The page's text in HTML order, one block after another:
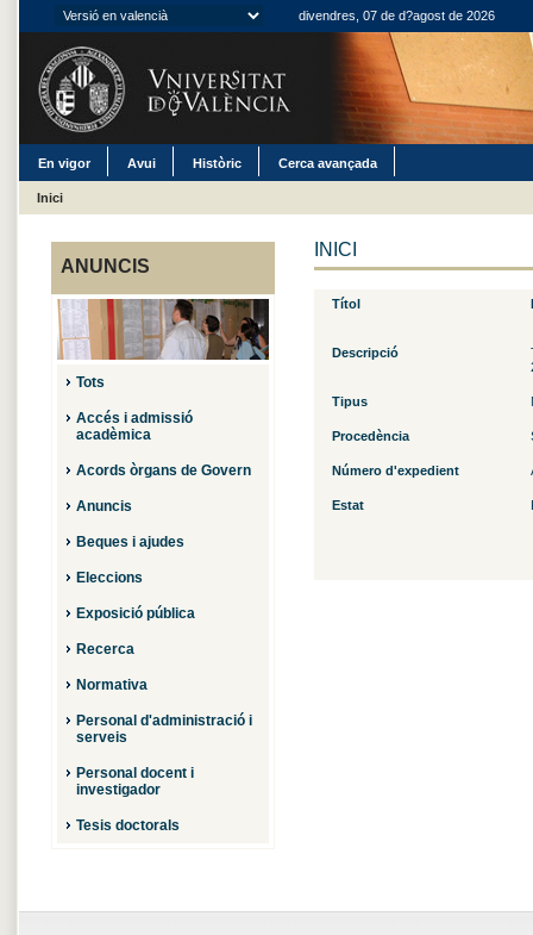
divendres, 07 de d?agost de 2026
En vigor Avui Històric Cerca avançada
Inici
ANUNCIS
Tots
Accés i admissió
acadèmica
Acords òrgans de Govern
Anuncis
Beques i ajudes
Eleccions
Exposició pública
Recerca
Normativa
Personal d'administració i
serveis
Personal docent i
investigador
Tesis doctorals
INICI
Títol
Descripció
Tipus
Procedència
Número d'expedient
Estat